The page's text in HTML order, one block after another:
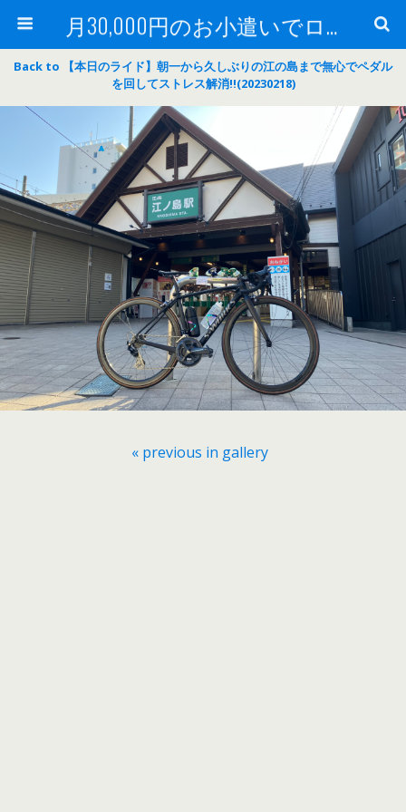
月30,000円のお小遣いでロードバイク
Back to 【本日のライド】朝一から久しぶりの江の島まで無心でペダル
を回してストレス解消‼(20230218)
« previous in gallery